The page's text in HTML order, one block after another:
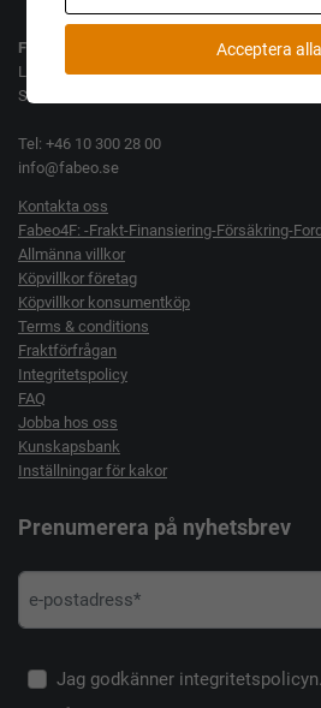
Fabeo AB
Lamellgatan 10
SE-261 35 Landskrona
Tel: +46 10 300 28 00
info@fabeo.se
Kontakta oss
Fabeo4F: -Frakt-Finansiering-Försäkring-
Allmänna villkor
Köpvillkor företag
Köpvillkor konsumentköp
Terms & conditions
Fraktförfrågan
Integritetspolicy
FAQ
Jobba hos oss
Kunskapsbank
Inställningar för kakor
Prenumerera på nyhetsbrev
Jag godkänner integritetspolicyn.
Acceptera alla